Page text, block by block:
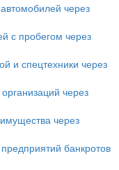
через
с пробегом через
и спецтехники через
через
через
банкротов